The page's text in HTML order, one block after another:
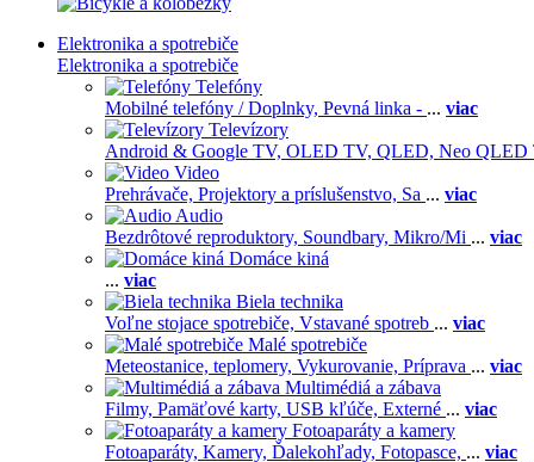
Elektronika a spotrebiče
Elektronika a spotrebiče
Telefóny
Mobilné telefóny / Doplnky, Pevná linka - ... viac
Televízory
Android & Google TV, OLED TV, QLED, Neo QLED
Video
Prehrávače, Projektory a príslušenstvo, Sa ... viac
Audio
Bezdrôtové reproduktory, Soundbary, Mikro/Mi ... viac
Domáce kiná
... viac
Biela technika
Voľne stojace spotrebiče, Vstavané spotreb ... viac
Malé spotrebiče
Meteostanice, teplomery, Vykurovanie, Príprava ... viac
Multimédiá a zábava
Filmy, Pamäťové karty, USB kľúče, Externé ... viac
Fotoaparáty a kamery
Fotoaparáty, Kamery, Ďalekohľady, Fotopasce, ... viac